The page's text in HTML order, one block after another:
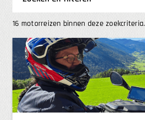
16 motorreizen binnen deze zoekcriteria.